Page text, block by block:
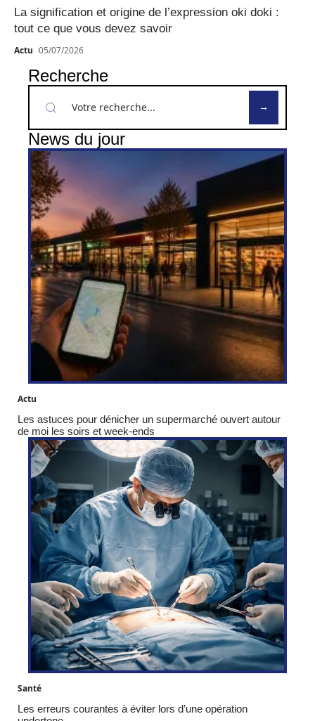
La signification et origine de l’expression oki doki :
tout ce que vous devez savoir
Actu 05/07/2026
Recherche
News du jour
Actu
Les astuces pour dénicher un supermarché ouvert autour
de moi les soirs et week-ends
Santé
Les erreurs courantes à éviter lors d’une opération